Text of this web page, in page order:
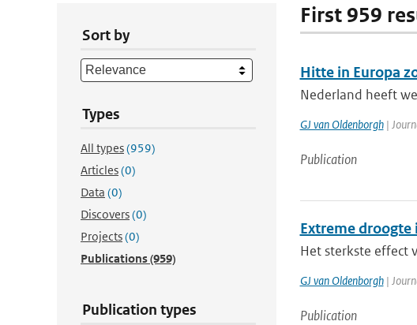
Sort by
Types
All types(959)
Articles(0)
Data (0)
Discovers(0)
Projects(0)
Publications(959)
Publication types
First 959
Hitte in Europa
Nederland heeft
GJ van Oldenborgh|
Publication
Extreme droogte
Het sterkste effect
GJ van Oldenborgh|
Publication